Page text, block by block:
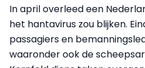
In april overleed een
het hantavirus zou blijken.
passagiers en
waaronder ook de